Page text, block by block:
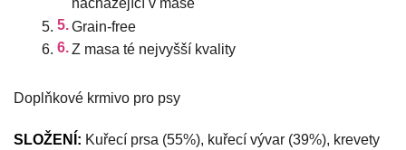
nacházející v mase
Grain-free
Z masa té nejvyšší kvality
Doplňkové krmivo pro psy
SLOŽENÍ: Kuřecí prsa (55%), kuřecí vývar (39%), krevety